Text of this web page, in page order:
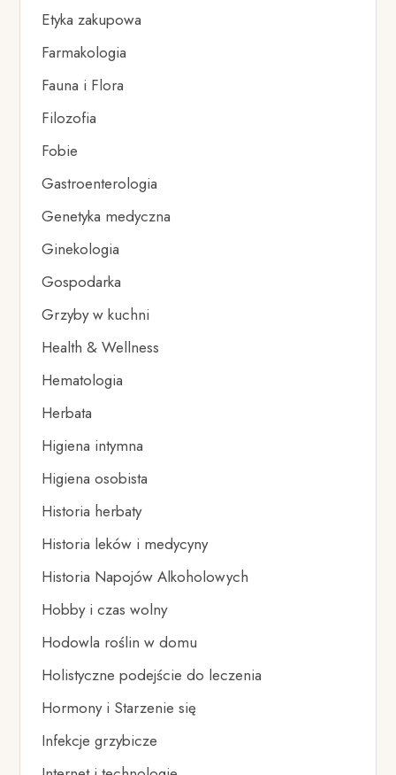
Etyka zakupowa
Farmakologia
Fauna i Flora
Filozofia
Fobie
Gastroenterologia
Genetyka medyczna
Ginekologia
Gospodarka
Grzyby w kuchni
Health & Wellness
Hematologia
Herbata
Higiena intymna
Higiena osobista
Historia herbaty
Historia leków i medycyny
Historia Napojów Alkoholowych
Hobby i czas wolny
Hodowla roślin w domu
Holistyczne podejście do leczenia
Hormony i Starzenie się
Infekcje grzybicze